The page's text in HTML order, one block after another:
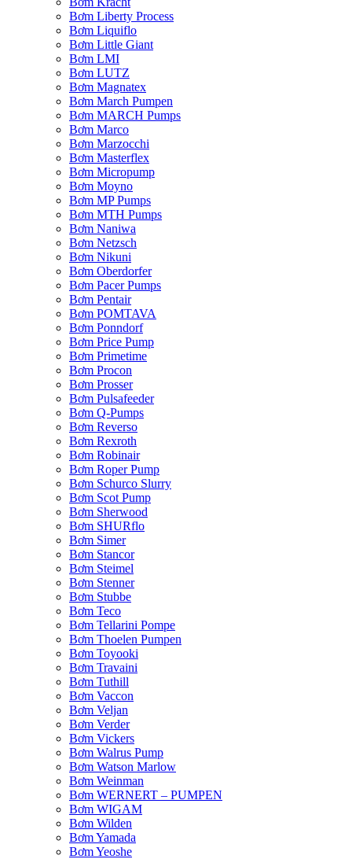
Bơm Liberty Process
Bơm Liquiflo
Bơm Little Giant
Bơm LMI
Bơm LUTZ
Bơm Magnatex
Bơm March Pumpen
Bơm MARCH Pumps
Bơm Marco
Bơm Marzocchi
Bơm Masterflex
Bơm Micropump
Bơm Moyno
Bơm MP Pumps
Bơm MTH Pumps
Bơm Naniwa
Bơm Netzsch
Bơm Nikuni
Bơm Oberdorfer
Bơm Pacer Pumps
Bơm Pentair
Bơm POMTAVA
Bơm Ponndorf
Bơm Price Pump
Bơm Primetime
Bơm Procon
Bơm Prosser
Bơm Pulsafeeder
Bơm Q-Pumps
Bơm Reverso
Bơm Rexroth
Bơm Robinair
Bơm Roper Pump
Bơm Schurco Slurry
Bơm Scot Pump
Bơm Sherwood
Bơm SHURflo
Bơm Simer
Bơm Stancor
Bơm Steimel
Bơm Stenner
Bơm Stubbe
Bơm Teco
Bơm Tellarini Pompe
Bơm Thoelen Pumpen
Bơm Toyooki
Bơm Travaini
Bơm Tuthill
Bơm Vaccon
Bơm Veljan
Bơm Verder
Bơm Vickers
Bơm Walrus Pump
Bơm Watson Marlow
Bơm Weinman
Bơm WERNERT – PUMPEN
Bơm WIGAM
Bơm Wilden
Bơm Yamada
Bơm Yeoshe